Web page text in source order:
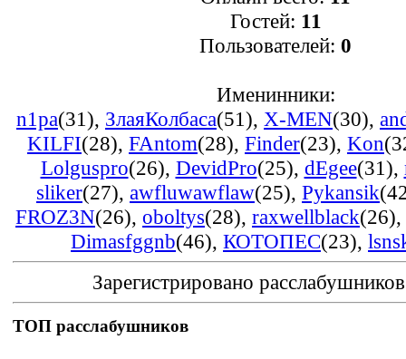
Гостей: 11
Пользователей: 0
Именинники:
n1pa(31), ЗлаяКолбаса(51), X-MEN(30),
KILFI(28), FAntom(28), Finder(23), Kon
Lolguspro(26), DevidPro(25), dEgee(31),
sliker(27), awfluwawflaw(25), Pykansik
FROZ3N(26), oboltys(28), raxwellblack(26),
Dimasfggnb(46), КОТОПЕС(23),
Зарегистрировано
ТОП расслабушников